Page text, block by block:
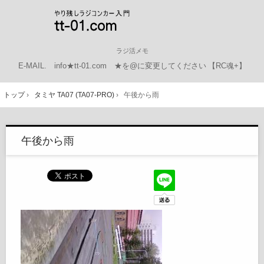
ラジ活メモ
E-MAIL. info★tt-01.com ★を@に変更してください 【RC魂+】
トップ› タミヤ TA07 (TA07-PRO) › 午後から雨
午後から雨